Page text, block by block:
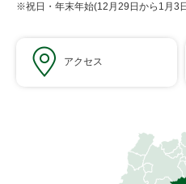
※祝日・年末年始(12月29日から1月3
アクセス